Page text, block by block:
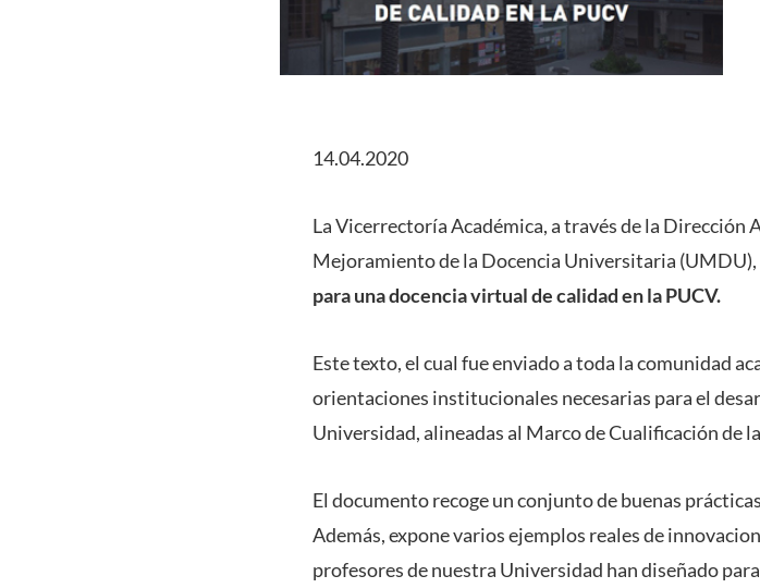
14.04.2020
La Vicerrectoría Académica, a través de la Dirección
Mejoramiento de la Docencia Universitaria (UMDU),
para una docencia virtual de calidad en la PUCV.
Este texto, el cual fue enviado a toda la comunidad
orientaciones institucionales necesarias para el
Universidad, alineadas al Marco de Cualificación de
El documento recoge un conjunto de buenas
Además, expone varios ejemplos reales de
profesores de nuestra Universidad han diseñado